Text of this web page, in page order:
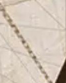
Contacto